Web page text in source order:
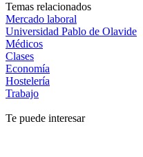
Temas relacionados
Mercado laboral
Universidad Pablo de Olavide
Médicos
Clases
Economía
Hostelería
Trabajo
Te puede interesar